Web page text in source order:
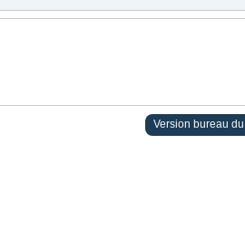
Version bureau